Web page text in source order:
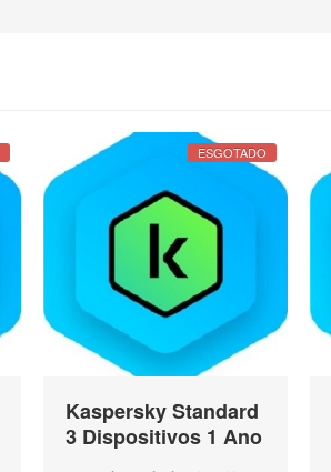
ESGOTADO
Kaspersky Standard
3 Dispositivos 1 Ano